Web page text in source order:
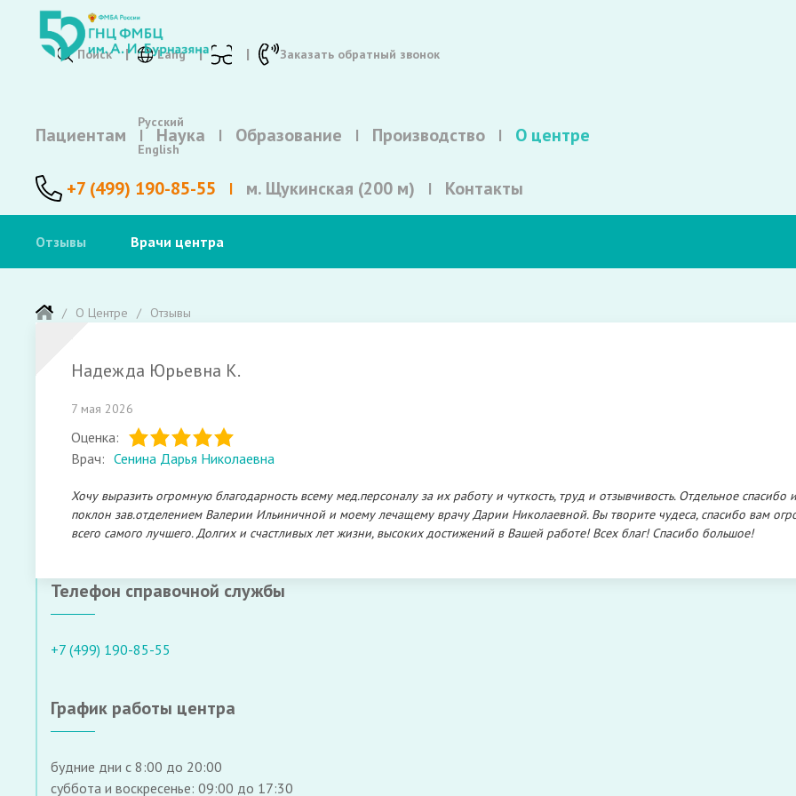
Поиск Lang
Русский
English
Заказать обратный звонок
Пациентам Наука Образование Производство О центре
+7 (499) 190-85-55 м. Щукинская (200 м) Контакты
Отзывы Врачи центра
О Центре Отзывы
Надежда Юрьевна К.
7 мая 2026
Оценка:
Врач: Сенина Дарья Николаевна
Хочу выразить огромную благодарность всему мед.персоналу за их работу и чуткость, труд и отзывчивость. Отдельное спасибо
поклон зав.отделением Валерии Ильиничной и моему лечащему врачу Дарии Николаевной. Вы творите чудеса, спасибо вам
всего самого лучшего. Долгих и счастливых лет жизни, высоких достижений в Вашей работе! Всех благ! Спасибо большое!
Телефон справочной службы
+7 (499) 190-85-55
График работы центра
будние дни с 8:00 до 20:00
суббота и воскресенье: 09:00 до 17:30